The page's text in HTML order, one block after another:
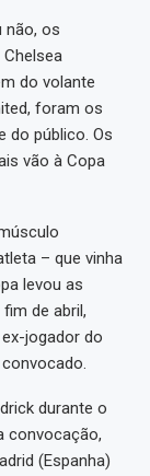
não, os
do volante
foram os
do público. Os
vão à Copa
– que vinha
levou as
de abril,
jogador do
durante o
convocação,
(Espanha)